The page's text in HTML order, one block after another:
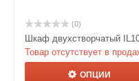
(0)
Шкаф двухстворчатый
Товар отсутствует в
ОПЦИИ